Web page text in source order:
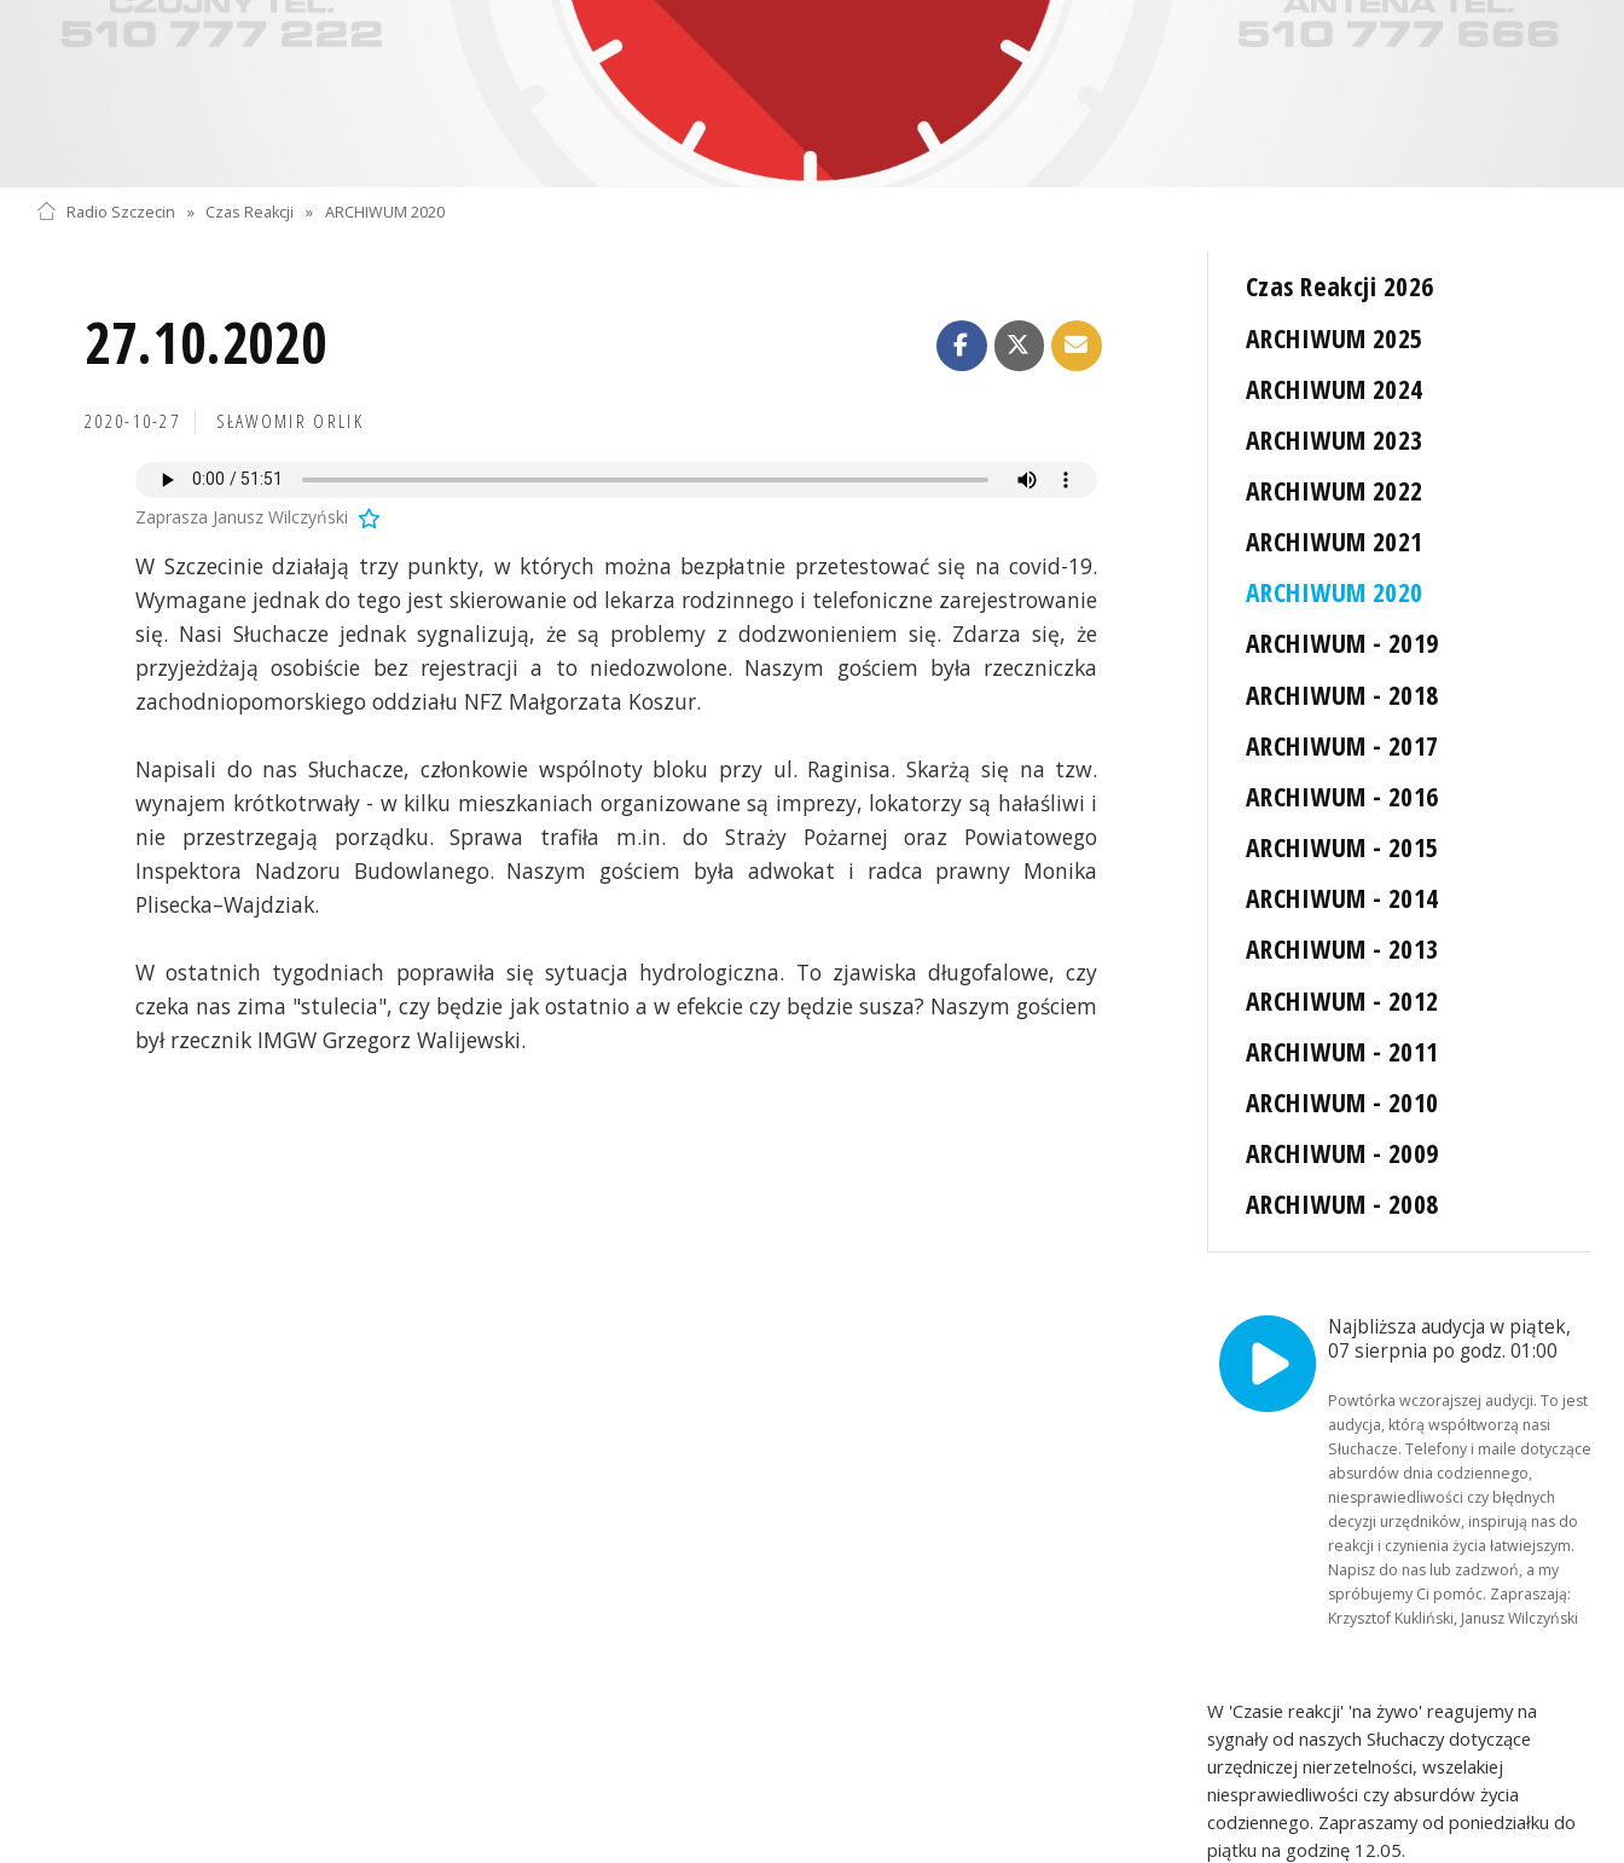
Radio Szczecin » Czas Reakcji » ARCHIWUM 2020
27.10.2020
2020-10-27 SŁAWOMIR ORLIK
Zaprasza Janusz Wilczyński
W Szczecinie działają trzy punkty, w których można bezpłatnie przetestować się na covid-19.
Wymagane jednak do tego jest skierowanie od lekarza rodzinnego i telefoniczne zarejestrowanie
się. Nasi Słuchacze jednak sygnalizują, że są problemy z dodzwonieniem się. Zdarza się, że
przyjeżdżają osobiście bez rejestracji a to niedozwolone. Naszym gościem była rzeczniczka
zachodniopomorskiego oddziału NFZ Małgorzata Koszur.
Napisali do nas Słuchacze, członkowie wspólnoty bloku przy ul. Raginisa. Skarżą się na tzw.
wynajem krótkotrwały - w kilku mieszkaniach organizowane są imprezy, lokatorzy są hałaśliwi i
nie przestrzegają porządku. Sprawa trafiła m.in. do Straży Pożarnej oraz Powiatowego
Inspektora Nadzoru Budowlanego. Naszym gościem była adwokat i radca prawny Monika
Plisecka–Wajdziak.
W ostatnich tygodniach poprawiła się sytuacja hydrologiczna. To zjawiska długofalowe, czy
czeka nas zima "stulecia", czy będzie jak ostatnio a w efekcie czy będzie susza? Naszym gościem
był rzecznik IMGW Grzegorz Walijewski.
Czas Reakcji 2026
ARCHIWUM 2025
ARCHIWUM 2024
ARCHIWUM 2023
ARCHIWUM 2022
ARCHIWUM 2021
ARCHIWUM 2020
ARCHIWUM - 2019
ARCHIWUM - 2018
ARCHIWUM - 2017
ARCHIWUM - 2016
ARCHIWUM - 2015
ARCHIWUM - 2014
ARCHIWUM - 2013
ARCHIWUM - 2012
ARCHIWUM - 2011
ARCHIWUM - 2010
ARCHIWUM - 2009
ARCHIWUM - 2008
Najbliższa audycja w piątek,
07 sierpnia po godz. 01:00
Powtórka wczorajszej audycji. To jest
audycja, którą współtworzą nasi
Słuchacze. Telefony i maile dotyczące
absurdów dnia codziennego,
niesprawiedliwości czy błędnych
decyzji urzędników, inspirują nas do
reakcji i czynienia życia łatwiejszym.
Napisz do nas lub zadzwoń, a my
spróbujemy Ci pomóc. Zapraszają:
Krzysztof Kukliński, Janusz Wilczyński
W 'Czasie reakcji' 'na żywo' reagujemy na
sygnały od naszych Słuchaczy dotyczące
urzędniczej nierzetelności, wszelakiej
niesprawiedliwości czy absurdów życia
codziennego. Zapraszamy od poniedziałku do
piątku na godzinę 12.05.